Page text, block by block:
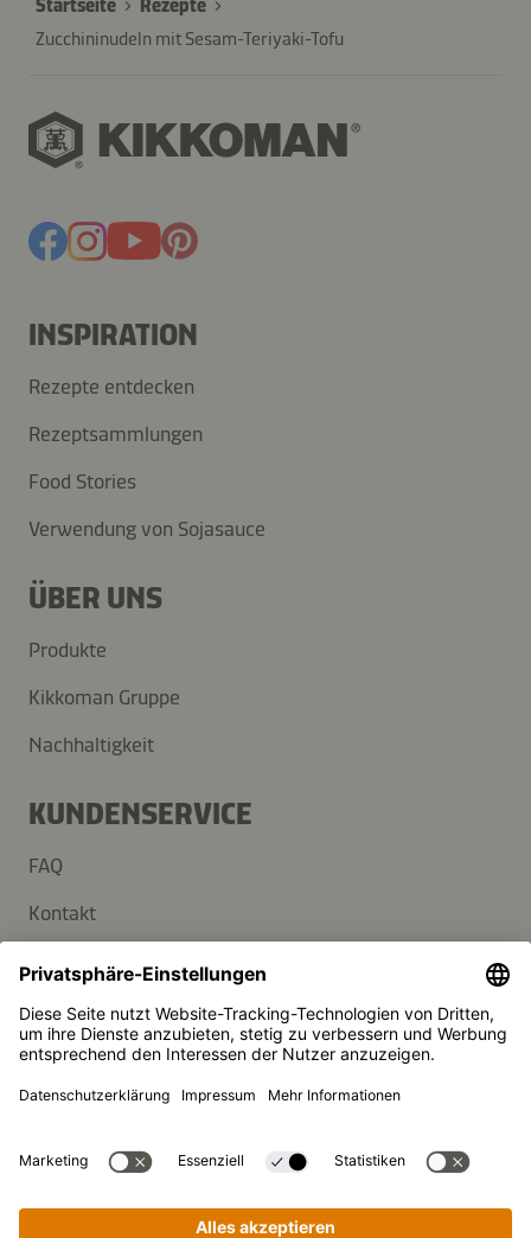
Startseite
Rezepte
Zucchininudeln mit Sesam-Teriyaki-Tofu
INSPIRATION
Rezepte entdecken
Rezeptsammlungen
Food Stories
Verwendung von Sojasauce
ÜBER UNS
Produkte
Kikkoman Gruppe
Nachhaltigkeit
KUNDENSERVICE
FAQ
Kontakt
Newsletter
Presse
Kikkoman ist ein eingetragenes Warenzeichen der Kikkoman
© Kikkoman Trading Europe GmbH 2023 – 2026
Theodorstraße 180, 40472 Düsseldorf, Germany
Privatsphäre-Einstellungen